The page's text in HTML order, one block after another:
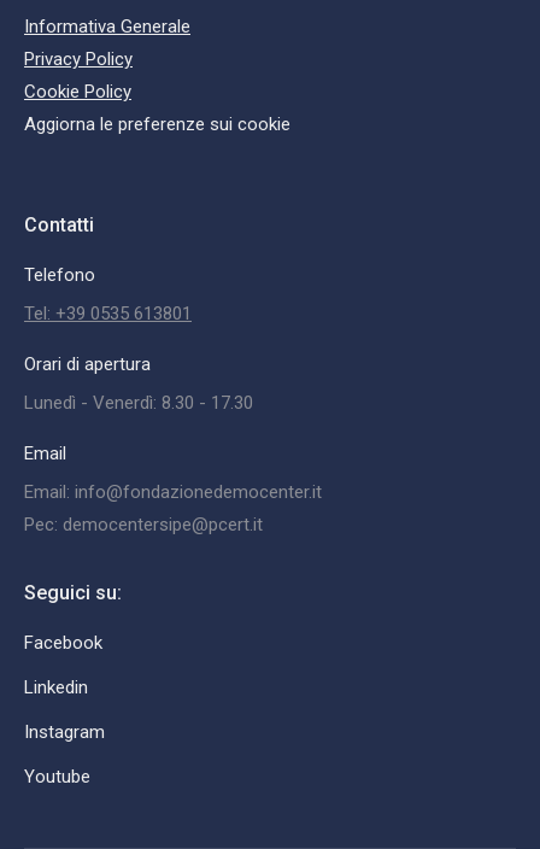
Informativa Generale
Privacy Policy
Cookie Policy
Aggiorna le preferenze sui cookie
Contatti
Telefono
Tel: +39 0535 613801
Orari di apertura
Lunedì - Venerdì: 8.30 - 17.30
Email
Email: info@fondazionedemocenter.it
Pec: democentersipe@pcert.it
Seguici su:
Facebook
Linkedin
Instagram
Youtube